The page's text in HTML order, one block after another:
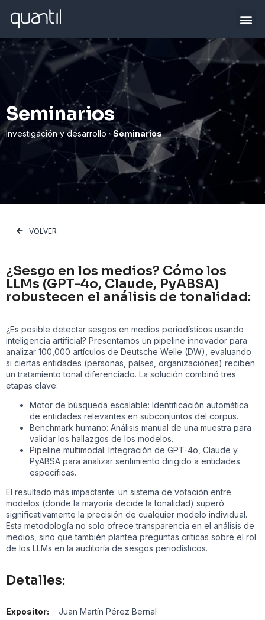
Seminarios
Investigación y desarrollo ·Seminarios
VOLVER
¿Sesgo en los medios? Cómo los
LLMs (GPT-4o, Claude, PyABSA)
robustecen el análisis de tonalidad:
¿Es posible detectar sesgos en medios periodísticos usando
inteligencia artificial? Presentamos un pipeline innovador para
analizar 100,000 artículos de Deutsche Welle (DW), evaluando
si ciertas entidades (personas, países, organizaciones) reciben
un tratamiento tonal diferenciado. La solución combinó tres
etapas clave:
Motor de búsqueda escalable: Identificación automática
de entidades relevantes en subconjuntos del corpus.
Benchmark humano: Análisis manual de una muestra para
validar los hallazgos de los modelos.
Pipeline multimodal: Integración de GPT-4o, Claude y
PyABSA para analizar sentimiento dirigido a entidades
específicas.
El resultado más impactante: un sistema de votación entre
modelos (donde la mayoría decide la tonalidad) superó
significativamente la precisión de cualquier modelo individual.
Esta metodología no solo ofrece transparencia en el análisis de
medios, sino que también plantea preguntas críticas sobre el rol
de los LLMs en la auditoría de sesgos periodísticos.
Detalles:
Expositor:
Juan Martín Pérez Bernal